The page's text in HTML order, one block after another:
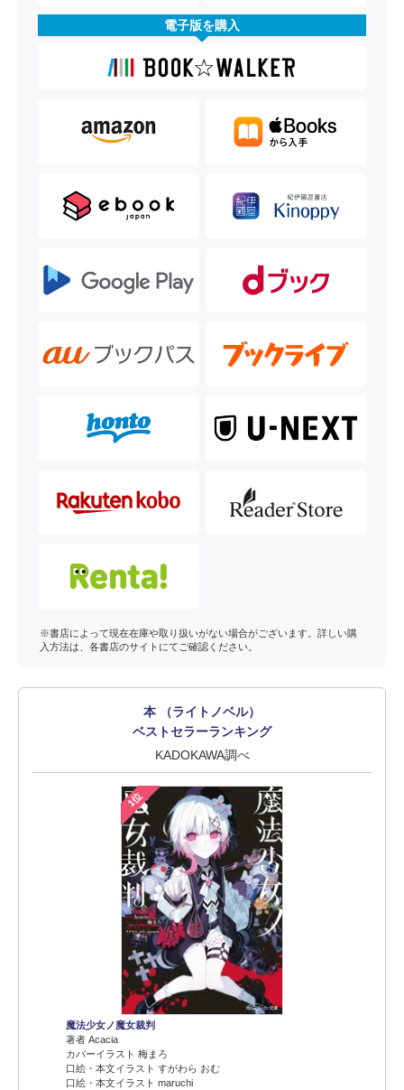
電子版を購入
※書店によって現在在庫や取り扱いがない場合がございます。詳しい購
入方法は、各書店のサイトにてご確認ください。
本 （ライトノベル）
ベストセラーランキング
KADOKAWA調べ
1位
魔法少女ノ魔女裁判
著者 Acacia
カバーイラスト 梅まろ
口絵・本文イラスト すがわら おむ
口絵・本文イラスト maruchi